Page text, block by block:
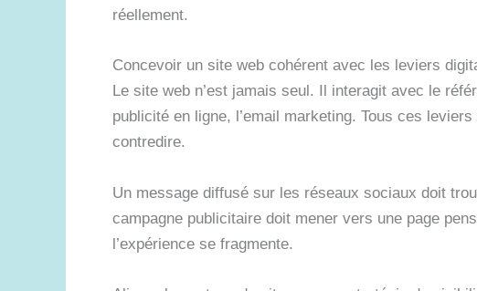
réellement.
Concevoir un site web cohérent avec les leviers
Le site web n’est jamais seul. Il interagit avec le
publicité en ligne, l’email marketing. Tous ces
contredire.
Un message diffusé sur les réseaux sociaux doit
campagne publicitaire doit mener vers une page
l’expérience se fragmente.